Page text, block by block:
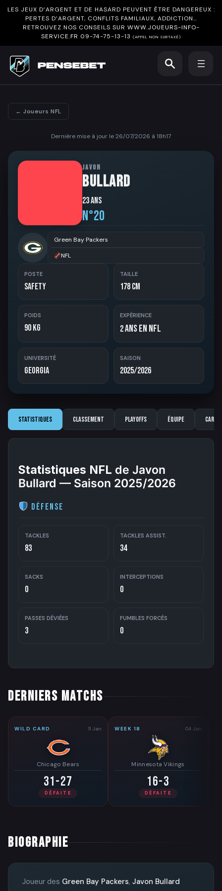
LES JEUX D’ARGENT ET DE HASARD PEUVENT ÊTRE DANGEREUX :
PERTES D’ARGENT, CONFLITS FAMILIAUX, ADDICTION…
RETROUVEZ NOS CONSEILS SUR WWW.JOUEURS-INFO-
SERVICE.FR 09-74-75-13-13 (APPEL NON SURTAXÉ)
← Joueurs NFL
Dernière mise à jour le 26/07/2026 à 18h17
JAVON
BULLARD
23 ans
N°20
Green Bay Packers
NFL
POSTE
Safety
TAILLE
178 cm
POIDS
90 kg
EXPÉRIENCE
2ans en NFL
UNIVERSITÉ
Georgia
SAISON
2025/2026
Statistiques Classement Playoffs Équipe
Statistiques NFL de Javon
Bullard — Saison 2025/2026
Défense
TACKLES
83
TACKLES ASSIST.
34
SACKS
0
INTERCEPTIONS
0
PASSES DÉVIÉES
3
FUMBLES FORCÉS
0
DERNIERS MATCHS
WILD CARD 11 Jan
Chicago Bears
31-27
DÉFAITE
WEEK 18 04 Jan
Minnesota Vikings
16-3
DÉFAITE
BIOGRAPHIE
Joueur des Green Bay Packers, Javon Bullard